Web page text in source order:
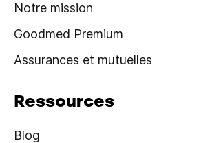
Notre mission
Goodmed Premium
Assurances et mutuelles
Ressources
Blog